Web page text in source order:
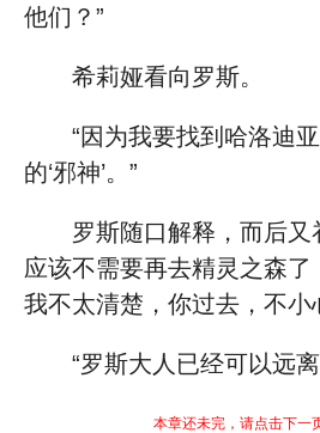
他们？”
希莉娅看向罗斯。
“因为我要找到哈洛迪
的‘邪神’。”
罗斯随口解释，而后又
应该不需要再去精灵之森了
我不太清楚，你过去，不小
“罗斯大人已经可以远
本章还未完，请点击下一